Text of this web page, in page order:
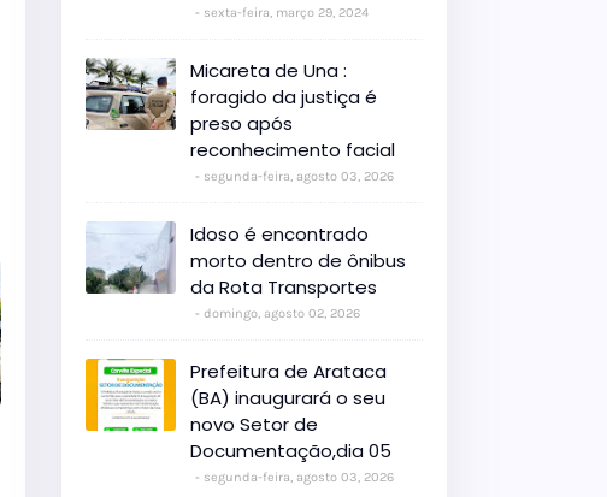
sexta-feira, março 29, 2024
Micareta de Una :
foragido da justiça é
preso após
reconhecimento facial
segunda-feira, agosto 03, 2026
Idoso é encontrado
morto dentro de ônibus
da Rota Transportes
domingo, agosto 02, 2026
Prefeitura de Arataca
(BA) inaugurará o seu
novo Setor de
Documentação,dia 05
segunda-feira, agosto 03, 2026